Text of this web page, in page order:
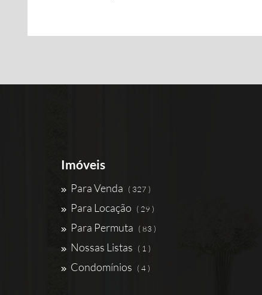
Imóveis
Para Venda ( 327 )
Para Locação ( 29 )
Para Permuta ( 83 )
Nossas Listas ( 1 )
Condomínios ( 4 )